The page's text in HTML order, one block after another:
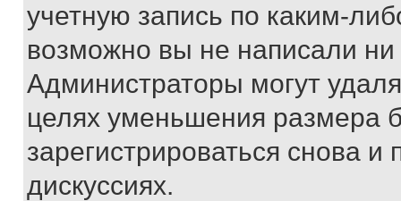
учетную запись по каким-
возможно вы не написали
Администраторы могут
целях уменьшения размера
зарегистрироваться снова и
дискуссиях.